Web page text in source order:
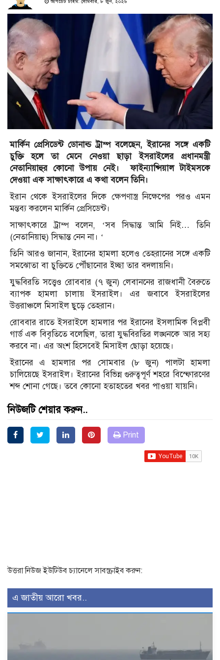
আপডেট টাইম: সোমবার, ৮ জুন, ২০২৬
মার্কিন প্রেসিডেন্ট ডোনাল্ড ট্রাম্প বলেছেন, ইরানের সঙ্গে একটি
চুক্তি হলে তা মেনে নেওয়া ছাড়া ইসরাইলের প্রধানমন্ত্রী
নেতানিয়াহুর কোনো উপায় নেই। ফাইন্যান্সিয়াল টাইমসকে
দেওয়া এক সাক্ষাৎকারে এ কথা বলেন তিনি।
ইরান থেকে ইসরাইলের দিকে ক্ষেপণাস্ত্র নিক্ষেপের পরও এমন
মন্তব্য করলেন মার্কিন প্রেসিডেন্ট।
সাক্ষাৎকারে ট্রাম্প বলেন, ‘সব সিদ্ধান্ত আমি নিই… তিনি
(নেতানিয়াহু) সিদ্ধান্ত নেন না। ‘
তিনি আরও জানান, ইরানের হামলা হলেও তেহরানের সঙ্গে একটি
সমঝোতা বা চুক্তিতে পৌঁছানোর ইচ্ছা তার বদলায়নি।
যুদ্ধবিরতি সত্ত্বেও রোববার (৭ জুন) লেবাননের রাজধানী বৈরুতে
ব্যাপক হামলা চালায় ইসরাইল। এর জবাবে ইসরাইলের
উত্তরাঞ্চলে মিসাইল ছুড়ে তেহরান।
রোববার রাতে ইসরাইলে হামলার পর ইরানের ইসলামিক বিপ্লবী
গার্ড এক বিবৃতিতে বলেছিল, তারা যুদ্ধবিরতির লঙ্ঘনকে আর সহ্য
করবে না। এর অংশ হিসেবেই মিসাইল ছোড়া হয়েছে।
ইরানের এ হামলার পর সোমবার (৮ জুন) পালটা হামলা
চালিয়েছে ইসরাইল। ইরানের বিভিন্ন গুরুত্বপূর্ণ শহরে বিস্ফোরণের
শব্দ শোনা গেছে। তবে কোনো হতাহতের খবর পাওয়া যায়নি।
নিউজটি শেয়ার করুন..
Print
উত্তরা নিউজ ইউটিউব চ্যানেলে সাবস্ক্রাইব করুন:
এ জাতীয় আরো খবর..